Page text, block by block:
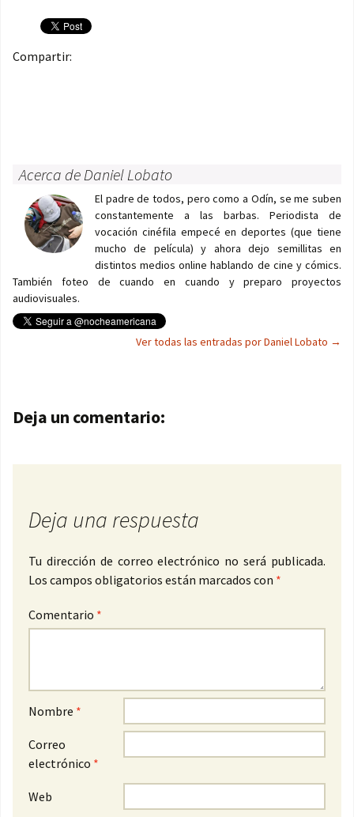
Compartir:
Acerca de Daniel Lobato
El padre de todos, pero como a Odín, se me suben
constantemente a las barbas. Periodista de
vocación cinéfila empecé en deportes (que tiene
mucho de película) y ahora dejo semillitas en
distintos medios online hablando de cine y cómics.
También foteo de cuando en cuando y preparo proyectos
audiovisuales.
Ver todas las entradas por Daniel Lobato →
Navegación de entradas
Deja un comentario:
Deja una respuesta
Tu dirección de correo electrónico no será publicada.
Los campos obligatorios están marcados con *
Comentario *
Nombre *
Correo
electrónico *
Web